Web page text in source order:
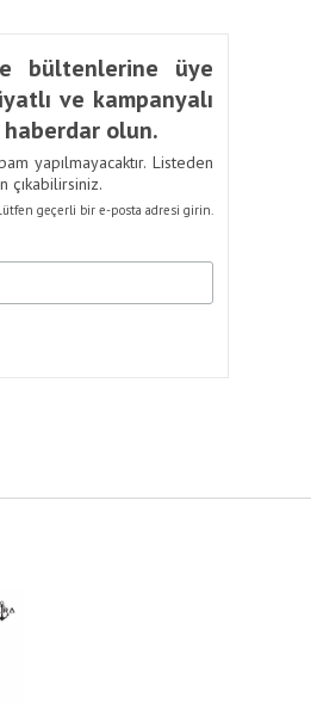
bültenlerine üye
ve kampanyalı
olun.
yapılmayacaktır. Listeden
çıkabilirsiniz.
geçerli bir e-posta adresi girin.